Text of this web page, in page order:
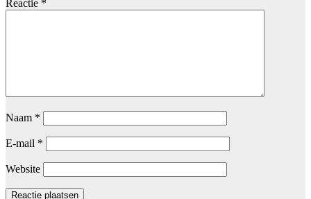
Reactie *
Naam *
E-mail *
Website